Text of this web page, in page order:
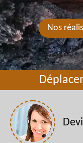
Nos